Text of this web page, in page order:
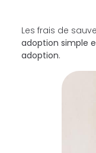
Les frais de
adoption simple
adoption.